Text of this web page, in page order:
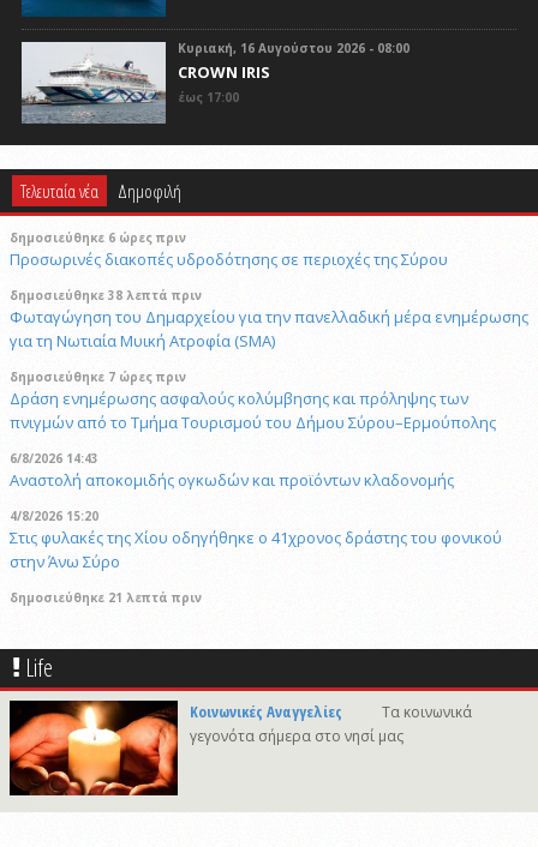
Κυριακή, 16 Αυγούστου 2026 - 08:00
CROWN IRIS
έως 17:00
Τελευταία νέα Δημοφιλή
δημοσιεύθηκε 6 ώρες πριν
Προσωρινές διακοπές υδροδότησης σε περιοχές της Σύρου
δημοσιεύθηκε 38 λεπτά πριν
Φωταγώγηση του Δημαρχείου για την πανελλαδική μέρα ενημέρωσης
για τη Νωτιαία Μυική Ατροφία (SMA)
δημοσιεύθηκε 7 ώρες πριν
Δράση ενημέρωσης ασφαλούς κολύμβησης και πρόληψης των
πνιγμών από το Τμήμα Τουρισμού του Δήμου Σύρου–Ερμούπολης
6/8/2026 14:43
Αναστολή αποκομιδής ογκωδών και προϊόντων κλαδονομής
4/8/2026 15:20
Στις φυλακές της Χίου οδηγήθηκε ο 41χρονος δράστης του φονικού
στην Άνω Σύρο
δημοσιεύθηκε 21 λεπτά πριν
δημοσιεύθηκε 46 λεπτά πριν
Το Μικροβιολογικό ιατρείο του Αντωνίου Τσιαμπούρη θα είναι
κλειστό από την Δευτέρα 10/8 έως και την Δευτέρα 17/8
δημοσιεύθηκε 22 ώρες πριν
Η εορτή της Μεταμορφώσεως του Σωτήρος στην Ερμούπολη
Life
Κοινωνικές Αναγγελίες
Τα κοινωνικά
γεγονότα σήμερα στο νησί μας